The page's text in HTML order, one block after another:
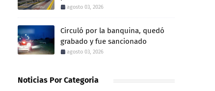
agosto 03, 2026
Circuló por la banquina, quedó
grabado y fue sancionado
agosto 03, 2026
Noticias Por Categoria